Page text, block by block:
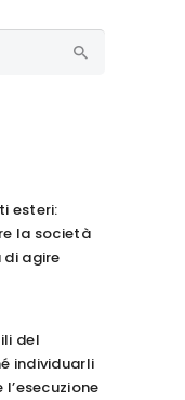
esteri:
la società
agire
del
individuarli